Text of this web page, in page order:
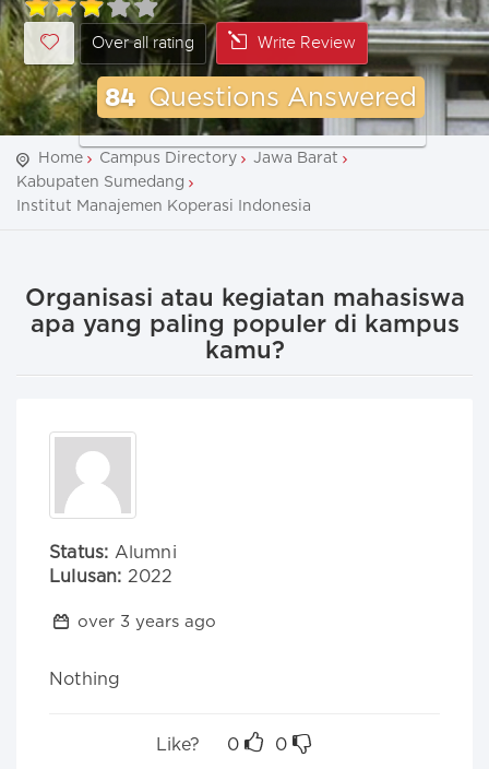
Over all rating Write Review
84 Questions Answered
Home Campus Directory
Jawa Barat
Kabupaten Sumedang
Institut Manajemen Koperasi Indonesia
Organisasi atau kegiatan mahasiswa
apa yang paling populer di kampus
kamu?
Status: Alumni
Lulusan: 2022
over 3 years ago
Nothing
Like? 0 0